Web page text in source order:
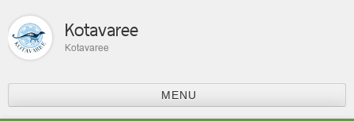
Kotavaree
Kotavaree
MENU